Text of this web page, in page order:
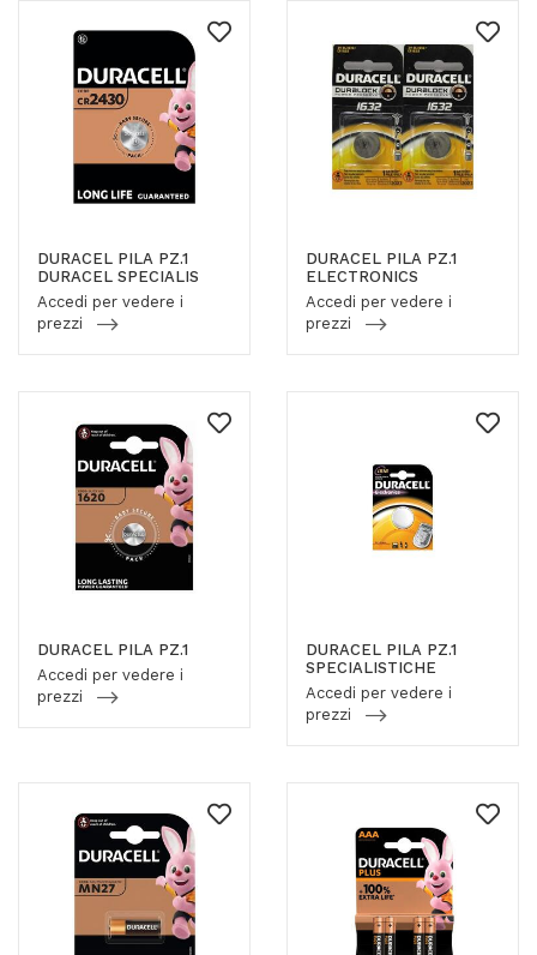
DURACEL PILA PZ.1
DURACEL SPECIALIS
Accedi per vedere i
prezzi
DURACEL PILA PZ.1
ELECTRONICS
Accedi per vedere i
prezzi
DURACEL PILA PZ.1
Accedi per vedere i
prezzi
DURACEL PILA PZ.1
SPECIALISTICHE
Accedi per vedere i
prezzi